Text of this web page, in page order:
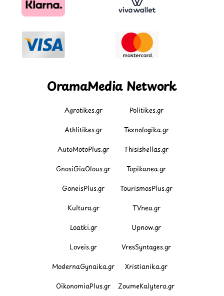
OramaMedia Network
Agrotikes.gr Politikes.gr
Athlitikes.gr Texnologika.gr
AutoMotoPlus.gr Thisishellas.gr
GnosiGiaOlous.gr Topikanea.gr
GoneisPlus.gr TourismosPlus.gr
Kultura.gr TVnea.gr
Loatki.gr Upnow.gr
Loveis.gr VresSyntages.gr
ModernaGynaika.gr Xristianika.gr
OikonomiaPlus.gr ZoumeKalytera.gr